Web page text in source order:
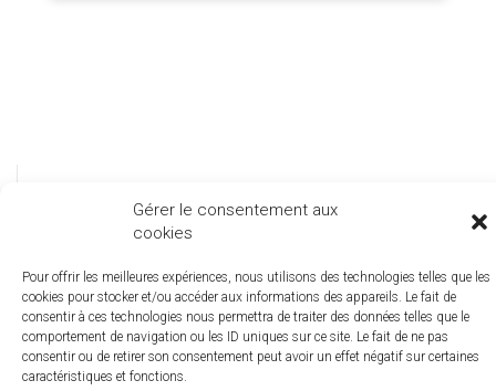
Gérer le consentement aux
cookies
Pour offrir les meilleures expériences, nous utilisons des technologies telles que les
cookies pour stocker et/ou accéder aux informations des appareils. Le fait de
consentir à ces technologies nous permettra de traiter des données telles que le
comportement de navigation ou les ID uniques sur ce site. Le fait de ne pas
consentir ou de retirer son consentement peut avoir un effet négatif sur certaines
caractéristiques et fonctions.